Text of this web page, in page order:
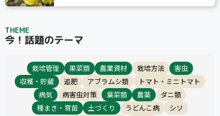
THEME
今！話題のテーマ
栽培管理 果菜類 農業資材 栽培方法
害虫
収穫・貯蔵
追肥 アブラムシ類
トマト・ミニトマト
病気
病害虫対策 葉菜類 農薬
ダニ類
種まき・育苗
土づくり うどんこ病 シソ